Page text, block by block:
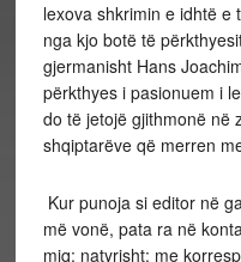
lexova shkrimin e idhtë
nga kjo botë të
gjermanisht Hans
përkthyes i pasionuem i
do të jetojë gjithmonë në
shqiptarëve që merren
Kur punoja si editor në
më vonë, pata ra në
miq; natyrisht: me